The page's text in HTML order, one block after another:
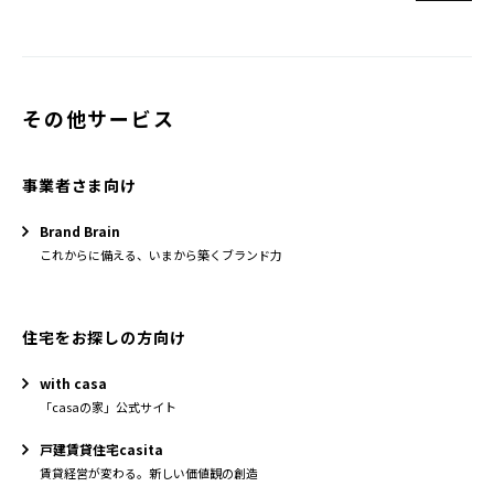
その他サービス
事業者さま向け
Brand Brain
これからに備える、いまから築くブランド力
住宅をお探しの方向け
with casa
「casaの家」公式サイト
戸建賃貸住宅casita
賃貸経営が変わる。新しい価値観の創造